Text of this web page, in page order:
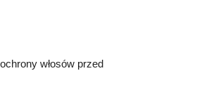
włosów przed